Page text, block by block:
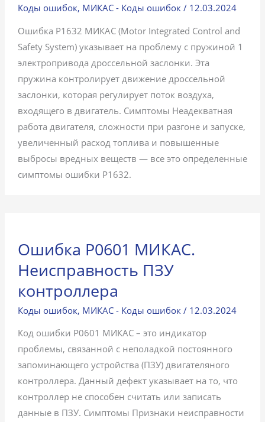
Коды ошибок, МИКАС - Коды ошибок / 12.03.2024
Ошибка P1632 МИКАС (Motor Integrated Control and
Safety System) указывает на проблему с пружиной 1
электропривода дроссельной заслонки. Эта
пружина контролирует движение дроссельной
заслонки, которая регулирует поток воздуха,
входящего в двигатель. Симптомы Неадекватная
работа двигателя, сложности при разгоне и запуске,
увеличенный расход топлива и повышенные
выбросы вредных веществ — все это определенные
симптомы ошибки P1632.
Ошибка P0601 МИКАС.
Неисправность ПЗУ
контроллера
Коды ошибок, МИКАС - Коды ошибок / 12.03.2024
Код ошибки P0601 МИКАС – это индикатор
проблемы, связанной с неполадкой постоянного
запоминающего устройства (ПЗУ) двигателяного
контроллера. Данный дефект указывает на то, что
контроллер не способен считать или записать
данные в ПЗУ. Симптомы Признаки неисправности